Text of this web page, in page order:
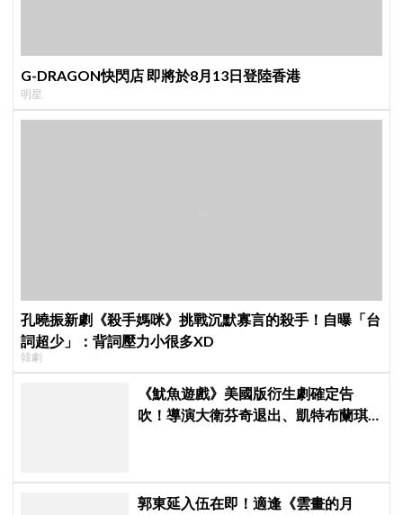
G-DRAGON快閃店 即將於8月13日登陸香港
明星
孔曉振新劇《殺手媽咪》挑戰沉默寡言的殺手！自曝「台
詞超少」：背詞壓力小很多XD
韓劇
《魷魚遊戲》美國版衍生劇確定告
吹！導演大衛芬奇退出、凱特布蘭琪
郭東延入伍在即！適逢《雲畫的月